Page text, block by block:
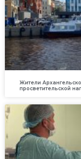
Жители
просветительской